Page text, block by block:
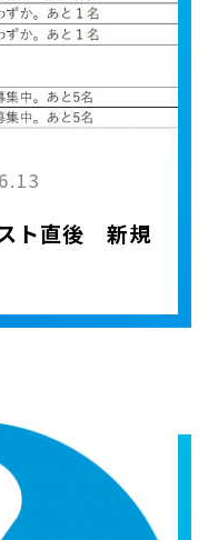
スト直後 新規